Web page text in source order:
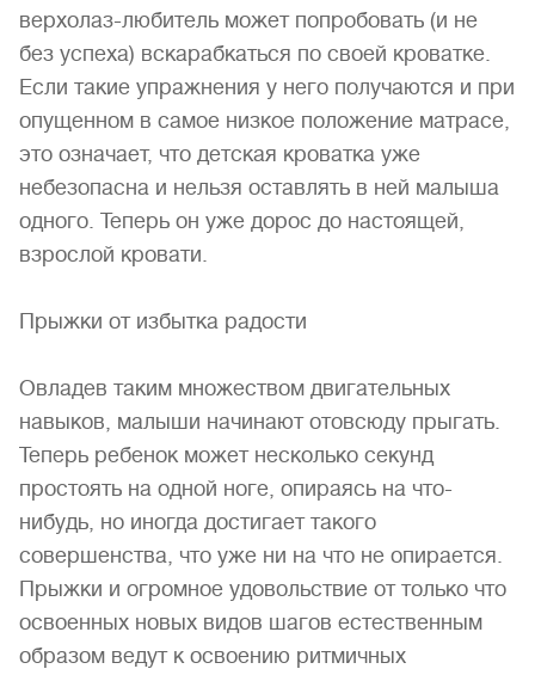
верхолаз-любитель может попробовать (и не
без успеха) вскарабкаться по своей кроватке.
Если такие упражнения у него получаются и при
опущенном в самое низкое положение матрасе,
это означает, что детская кроватка уже
небезопасна и нельзя оставлять в ней малыша
одного. Теперь он уже дорос до настоящей,
взрослой кровати.
Прыжки от избытка радости
Овладев таким множеством двигательных
навыков, малыши начинают отовсюду прыгать.
Теперь ребенок может несколько секунд
простоять на одной ноге, опираясь на что-
нибудь, но иногда достигает такого
совершенства, что уже ни на что не опирается.
Прыжки и огромное удовольствие от только что
освоенных новых видов шагов естественным
образом ведут к освоению ритмичных